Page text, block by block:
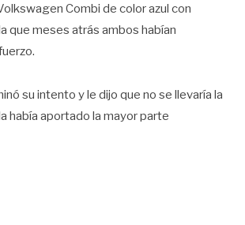
Combi de color azul con
que meses atrás ambos habían
su intento y le dijo que no se llevaría la
había aportado la mayor parte